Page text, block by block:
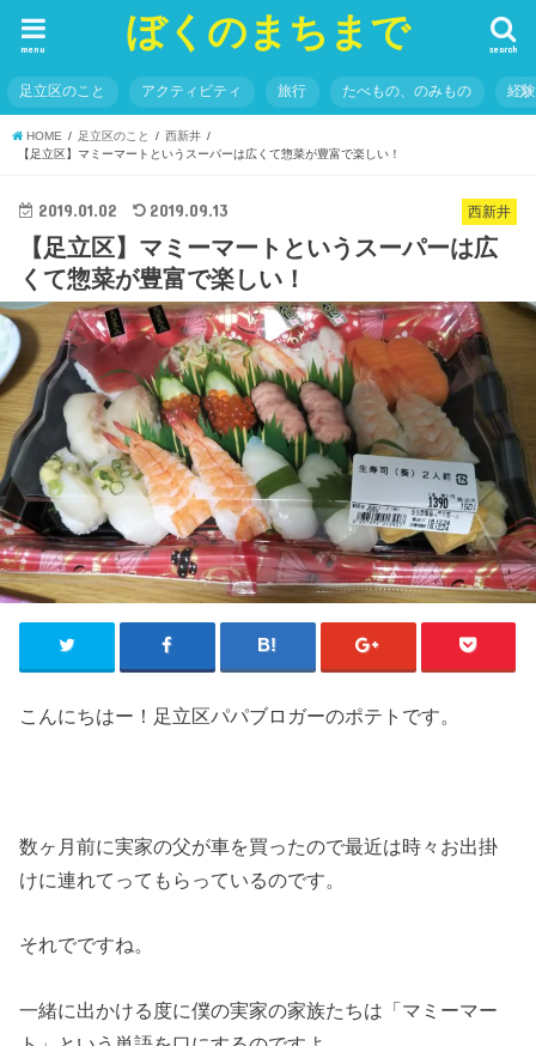
ぼくのまちまで search
menu
足立区のこと アクティビティ 旅行 たべもの、のみもの 経
HOME 足立区のこと
西新井
【足立区】マミーマートというスーパーは広くて惣菜が豊富で楽しい！
西新井
2019.01.02 2019.09.13
【足立区】マミーマートというスーパーは広
くて惣菜が豊富で楽しい！
こんにちはー！足立区パパブロガーのポテトです。
数ヶ月前に実家の父が車を買ったので最近は時々お出掛
けに連れてってもらっているのです。
それでですね。
一緒に出かける度に僕の実家の家族たちは「マミーマー